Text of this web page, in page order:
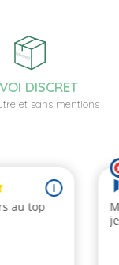
DISCRET
et sans mentions